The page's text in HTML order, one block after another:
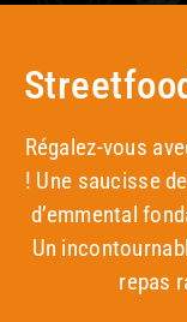
Régalez-vous
! Une saucisse
d’emmental
Un
repas